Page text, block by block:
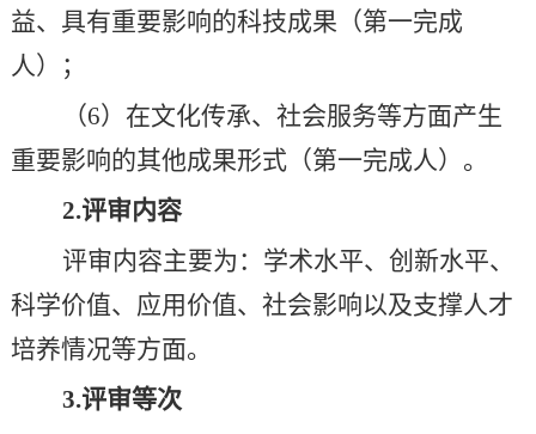
益、具有重要影响的科技成果（第一完成
人）；
（6）在文化传承、社会服务等方面产生
重要影响的其他成果形式（第一完成人）。
2.评审内容
评审内容主要为：学术水平、创新水平、
科学价值、应用价值、社会影响以及支撑人才
培养情况等方面。
3.评审等次